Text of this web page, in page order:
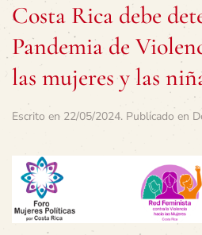
Costa Rica debe
Pandemia de
las mujeres y las
Escrito en 22/05/2024. Publicado en